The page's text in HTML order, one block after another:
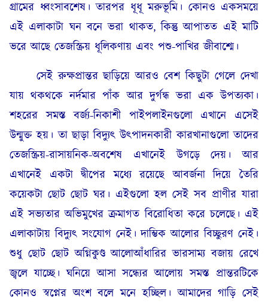
গ্রামের ধ্বংসাবশেষ। তারপর ধূধূ মরুভূমি। কোনও একসময়ে
এই এলাকাটা ঘন বনে ভরা থাকত, কিন্তু আপাতত এই মাটি
ভরে আছে তেজস্ক্রিয় ধূলিকণায় এবং পশু-পাখির জীবাশ্মে।
সেই রুক্ষপ্রান্তর ছাড়িয়ে আরও বেশ কিছুটা গেলে দেখা
যায় থকথকে নর্দমার পাঁক আর দুর্গন্ধ ভরা এক উপত্যকা।
শহরের সমস্ত বর্জ্য-নিকাশী পাইপলাইনগুলো এখানে এসেই
উন্মুক্ত হয়। তা ছাড়া বিদ্যুৎ উৎপাদনকারী কারখানাগুলো তাদের
তেজস্ক্রিয়-রাসায়নিক-অবশেষ এখানেই উগড়ে দেয়। আর
এখানেই একটা দ্বীপের মধ্যে রয়েছে আবর্জনা দিয়ে তৈরি
কয়েকটা ছোট ছোট ঘর। এইগুলো হল সেই সব প্রাণীর যারা
এই সভ্যতার অভিমুখের ক্রমাগত বিরোধিতা করে চলেছে। এই
এলাকাটায় বিদ্যুৎ সংযোগ নেই। দাম্ভিক আলোর বিচ্ছুরণ নেই।
শুধু ছোট ছোট অগ্নিকুণ্ড আলোআঁধারির ভারসাম্য বজায় রেখে
জ্বলে যাচ্ছে। ঘনিয়ে আসা সন্ধ্যের আলোয় সমস্ত প্রান্তরটিকে
কোনও স্বপ্নের অংশ বলে মনে হচ্ছিল। আমাদের গাড়ি সেই